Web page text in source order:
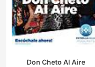
Don Cheto Al Aire